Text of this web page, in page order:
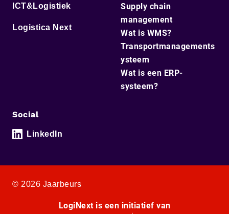
ICT&Logistiek
Logistica Next
Supply chain
management
Wat is WMS?
Transportmanagements
ysteem
Wat is een ERP-
systeem?
Social
LinkedIn
© 2026 Jaarbeurs
LogiNext is een initiatief van